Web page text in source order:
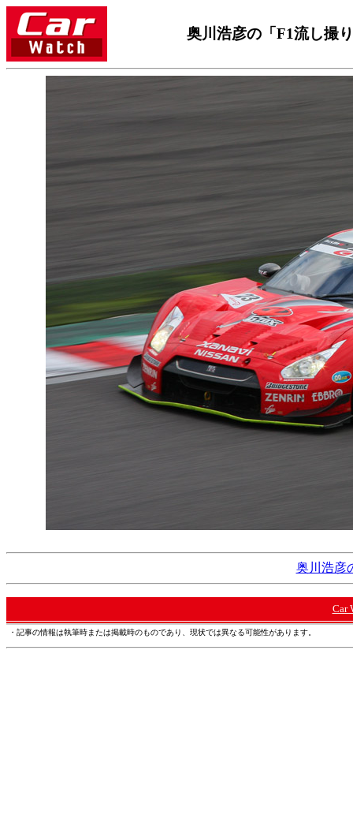
奥川浩彦の「F1流し撮
奥川浩彦
Car
・記事の情報は執筆時または掲載時のものであり、現状では異なる可能性があります。